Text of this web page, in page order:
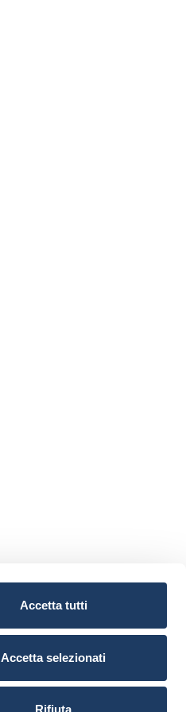
Accetta tutti
Accetta selezionati
Rifiuta